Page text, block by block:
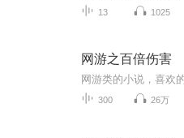
13 1025
网游之百倍伤害
300 26万